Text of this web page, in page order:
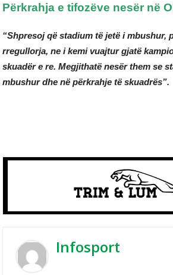
Përkrahja e tifozëve nesër në
“Shpresoj që stadium të jetë i mbushur,
rregullorja, ne i kemi vuajtur gjatë
skuadër e re. Megjithatë nesër them se
mbushur dhe në përkrahje të skuadrës”.
Infosport